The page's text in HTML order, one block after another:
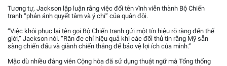
Tương tự, Jackson lập luận rằng việc đổi tên vĩnh viễn thành Bộ Chiến
tranh “phản ánh quyết tâm và ý chí” của quân đội.
“Việc khôi phục lại tên gọi Bộ Chiến tranh gửi một tín hiệu rõ ràng đến thế
giới,” Jackson nói. “Răn đe chỉ hiệu quả khi các đối thủ tin rằng Mỹ sẵn
sàng chiến đấu và giành chiến thắng để bảo vệ lợi ích của mình.”
Mặc dù nhiều đảng viên Cộng hòa đã sử dụng thuật ngữ mà Tổng thống